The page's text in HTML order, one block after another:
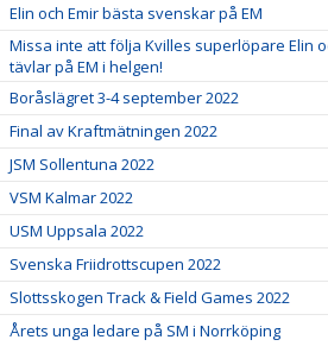
Elin och Emir bästa svenskar på EM
Missa inte att följa Kvilles superlöpare Elin
tävlar på EM i helgen!
Boråslägret 3-4 september 2022
Final av Kraftmätningen 2022
JSM Sollentuna 2022
VSM Kalmar 2022
USM Uppsala 2022
Svenska Friidrottscupen 2022
Slottsskogen Track & Field Games 2022
Årets unga ledare på SM i Norrköping